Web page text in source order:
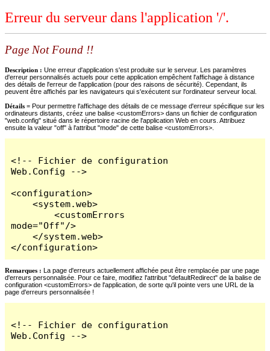
Erreur du serveur dans l'application '/'.
Page Not Found !!
Description : Une erreur d'application s'est produite sur le serveur. Les paramètres
d'erreur personnalisés actuels pour cette application empêchent l'affichage à distance
des détails de l'erreur de l'application (pour des raisons de sécurité). Cependant, ils
peuvent être affichés par les navigateurs qui s'exécutent sur l'ordinateur serveur local.
Détails = Pour permettre l'affichage des détails de ce message d'erreur spécifique sur les
ordinateurs distants, créez une balise <customErrors> dans un fichier de configuration
"web.config" situé dans le répertoire racine de l'application Web en cours. Attribuez
ensuite la valeur "off" à l'attribut "mode" de cette balise <customErrors>.
<!-- Fichier de configuration
Web.Config -->
<configuration>
    <system.web>
        <customErrors
mode="Off"/>
    </system.web>
</configuration>
Remarques : La page d'erreurs actuellement affichée peut être remplacée par une page
d'erreurs personnalisée. Pour ce faire, modifiez l'attribut "defaultRedirect" de la balise de
configuration <customErrors> de l'application, de sorte qu'il pointe vers une URL de la
page d'erreurs personnalisée !
<!-- Fichier de configuration
Web.Config -->